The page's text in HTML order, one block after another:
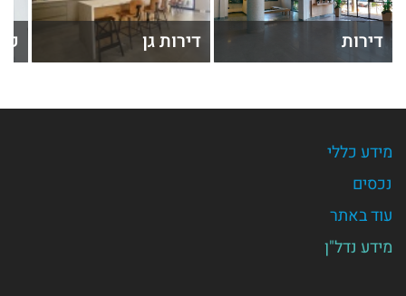
דירות דירות גן
מידע כללי
נכסים
עוד באתר
מידע נדל"ן